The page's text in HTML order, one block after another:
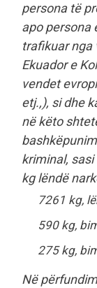
persona të
apo persona
trafikuar nga
Ekuador e
vendet
etj.,), si dhe
në këto
kriminal,
kg lëndë
7261 kg,
590 kg,
275 kg,
Në